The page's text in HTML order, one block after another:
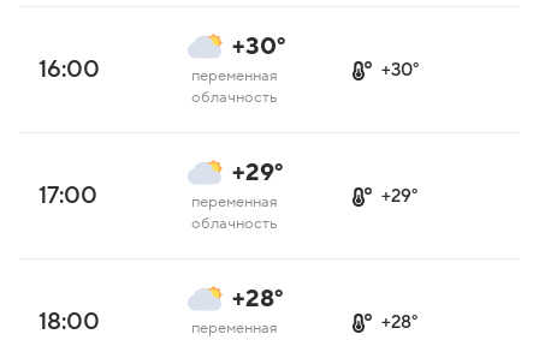
16:00
+30°
переменная
облачность
+30°
17:00
+29°
переменная
облачность
+29°
18:00
+28°
переменная
+28°